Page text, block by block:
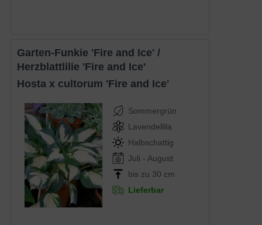
Garten-Funkie 'Fire and Ice' /
Herzblattlilie 'Fire and Ice'
Hosta x cultorum 'Fire and Ice'
Sommergrün
Lavendellila
Halbschattig
Juli - August
bis zu 30 cm
Lieferbar